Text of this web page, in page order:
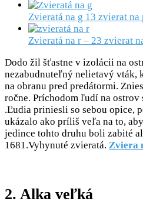
Zvieratá na g 13 zvierat na
Zvieratá na r – 23 zvierat
Dodo žil šťastne v izolácii na
nezabudnuteľný nelietavý vták,
na obranu pred predátormi.
ročne. Príchodom ľudí na ostrov
.Ľudia priniesli so sebou opice,
ukázalo ako príliš veľa na to,
jedince tohto druhu boli zabité
1681.Vyhynuté zvieratá. Zviera
2. Alka veľká